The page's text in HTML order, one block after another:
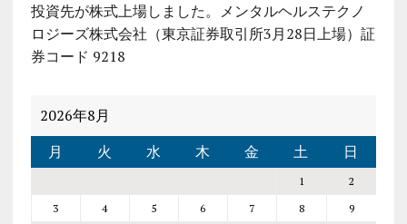
投資先が株式上場しました。メンタルヘルステクノ
ロジーズ株式会社（東京証券取引所3月28日上場）証
券コード 9218
2026年8月
月
火 水 木 金 土 日
1
2
3
4 5 6 7 8
9